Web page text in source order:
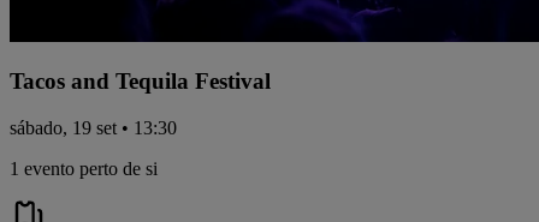
Tacos and Tequila Festival
sábado, 19 set • 13:30
1 evento perto de si